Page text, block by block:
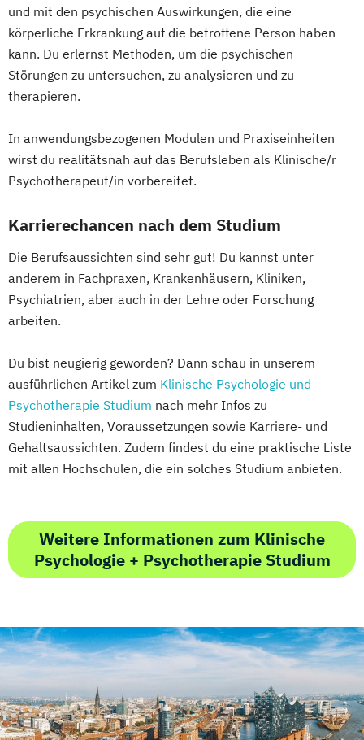
und mit den psychischen Auswirkungen, die eine
körperliche Erkrankung auf die betroffene Person haben
kann. Du erlernst Methoden, um die psychischen
Störungen zu untersuchen, zu analysieren und zu
therapieren.
In anwendungsbezogenen Modulen und Praxiseinheiten
wirst du realitätsnah auf das Berufsleben als Klinische/r
Psychotherapeut/in vorbereitet.
Karrierechancen nach dem Studium
Die Berufsaussichten sind sehr gut! Du kannst unter
anderem in Fachpraxen, Krankenhäusern, Kliniken,
Psychiatrien, aber auch in der Lehre oder Forschung
arbeiten.
Du bist neugierig geworden? Dann schau in unserem
ausführlichen Artikel zum Klinische Psychologie und
Psychotherapie Studium nach mehr Infos zu
Studieninhalten, Voraussetzungen sowie Karriere- und
Gehaltsaussichten. Zudem findest du eine praktische Liste
mit allen Hochschulen, die ein solches Studium anbieten.
Weitere Informationen zum Klinische
Psychologie + Psychotherapie Studium